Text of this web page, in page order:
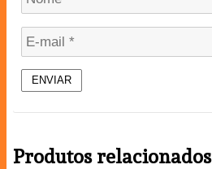
Produtos relacionados